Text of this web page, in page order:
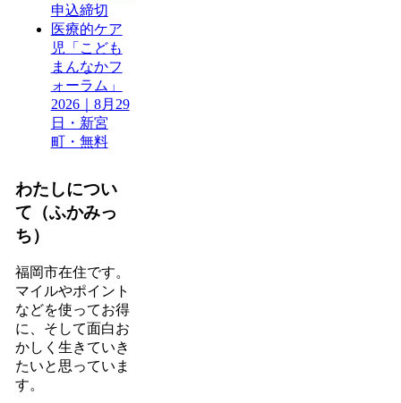
申込締切
医療的ケア
児「こども
まんなかフ
ォーラム」
2026｜8月29
日・新宮
町・無料
わたしについ
て（ふかみっ
ち）
福岡市在住です。
マイルやポイント
などを使ってお得
に、そして面白お
かしく生きていき
たいと思っていま
す。